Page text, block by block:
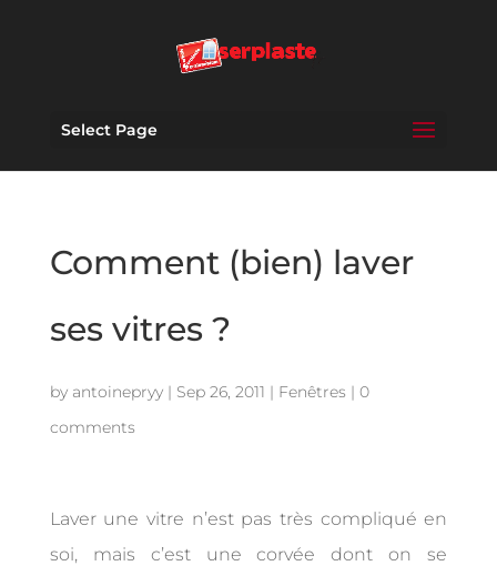
Select Page
Comment (bien) laver
ses vitres ?
by antoinepryy| Sep 26, 2011 | Fenêtres | 0
comments
Laver une vitre n’est pas très compliqué en
soi, mais c’est une corvée dont on se